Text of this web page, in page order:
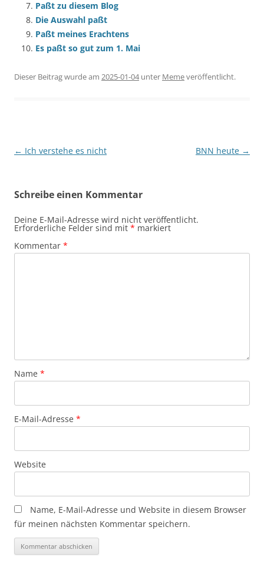
Paßt zu diesem Blog
Die Auswahl paßt
Paßt meines Erachtens
Es paßt so gut zum 1. Mai
Dieser Beitrag wurde am 2025-01-04unter Memeveröffentlicht.
Beitragsnavigation
← Ich verstehe es nicht BNN heute →
Schreibe einen Kommentar
Deine E-Mail-Adresse wird nicht veröffentlicht.
Erforderliche Felder sind mit * markiert
Kommentar *
Name *
E-Mail-Adresse *
Website
Name, E-Mail-Adresse und Website in diesem Browser
für meinen nächsten Kommentar speichern.